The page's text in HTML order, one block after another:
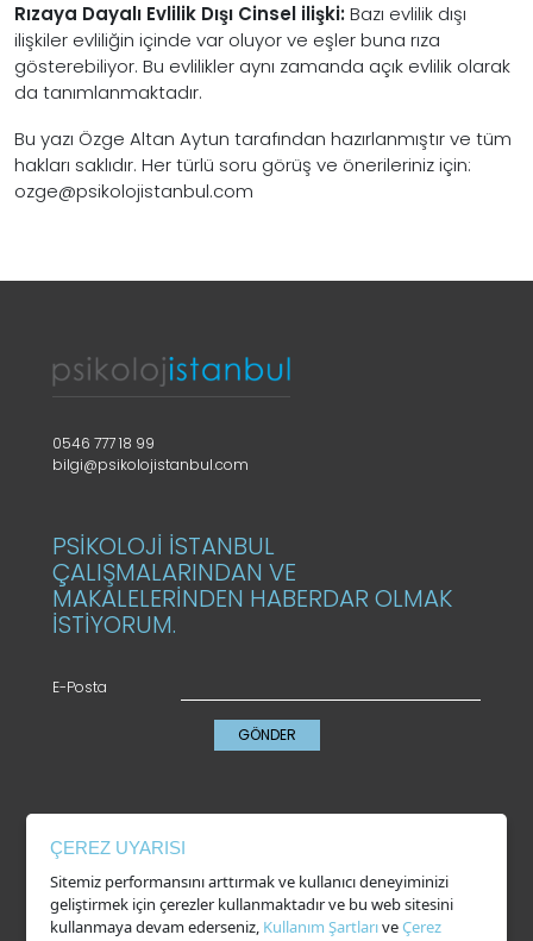
Rızaya Dayalı Evlilik Dışı Cinsel ilişki:Bazı evlilik dışı
ilişkiler evliliğin içinde var oluyor ve eşler buna rıza
gösterebiliyor. Bu evlilikler aynı zamanda açık evlilik olarak
da tanımlanmaktadır.
Bu yazı Özge Altan Aytun tarafından hazırlanmıştır ve tüm
hakları saklıdır. Her türlü soru görüş ve önerileriniz için:
ozge@psikolojistanbul.com
0546 777 18 99
bilgi@psikolojistanbul.com
PSİKOLOJİ İSTANBUL
ÇALIŞMALARINDAN VE
MAKALELERİNDEN HABERDAR OLMAK
İSTİYORUM.
E-Posta
GÖNDER
Çerez Kullanımı
Kullanım Şartları
ÇEREZ UYARISI
Sitemiz performansını arttırmak ve kullanıcı deneyiminizi
geliştirmek için çerezler kullanmaktadır ve bu web sitesini
kullanmaya devam ederseniz, Kullanım ŞartlarıveÇerez